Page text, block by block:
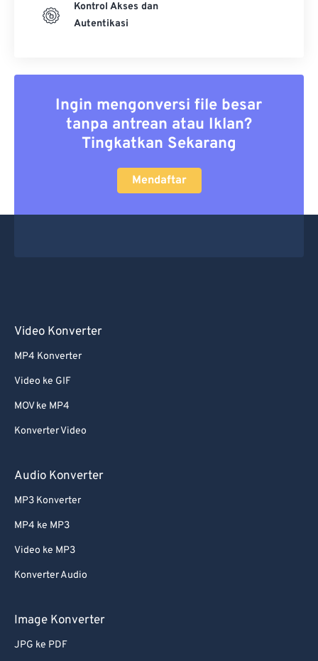
Kontrol Akses dan
Autentikasi
Ingin mengonversi file besar
tanpa antrean atau Iklan?
Tingkatkan Sekarang
Mendaftar
Video Konverter
MP4 Konverter
Video ke GIF
MOV ke MP4
Konverter Video
Audio Konverter
MP3 Konverter
MP4 ke MP3
Video ke MP3
Konverter Audio
Image Konverter
JPG ke PDF